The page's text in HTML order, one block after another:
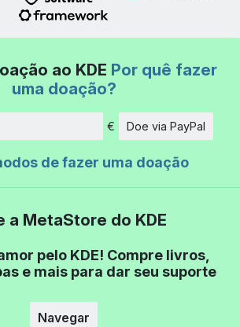
ao KDE Por quê fazer
uma doação?
Quantidade
€ Doe via PayPal
de fazer uma doação
a MetaStore do KDE
pelo KDE! Compre livros,
e mais para dar seu suporte
Navegar